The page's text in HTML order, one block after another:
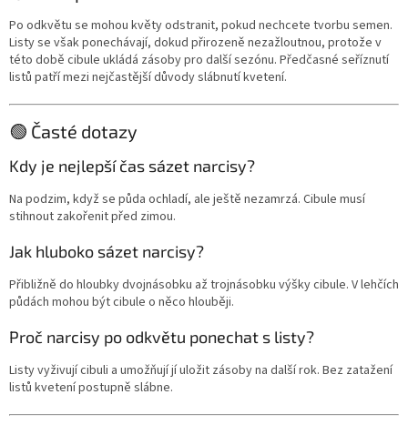
Po odkvětu se mohou květy odstranit, pokud nechcete tvorbu semen.
Listy se však ponechávají, dokud přirozeně nezažloutnou, protože v
této době cibule ukládá zásoby pro další sezónu. Předčasné seříznutí
listů patří mezi nejčastější důvody slábnutí kvetení.
🟢 Časté dotazy
Kdy je nejlepší čas sázet narcisy?
Na podzim, když se půda ochladí, ale ještě nezamrzá. Cibule musí
stihnout zakořenit před zimou.
Jak hluboko sázet narcisy?
Přibližně do hloubky dvojnásobku až trojnásobku výšky cibule. V lehčích
půdách mohou být cibule o něco hlouběji.
Proč narcisy po odkvětu ponechat s listy?
Listy vyživují cibuli a umožňují jí uložit zásoby na další rok. Bez zatažení
listů kvetení postupně slábne.